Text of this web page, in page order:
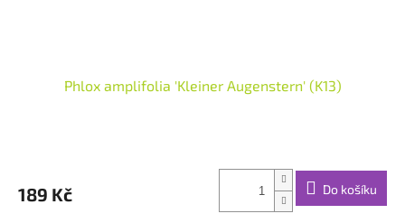
Phlox amplifolia 'Kleiner Augenstern' (K13)
189 Kč Do košíku